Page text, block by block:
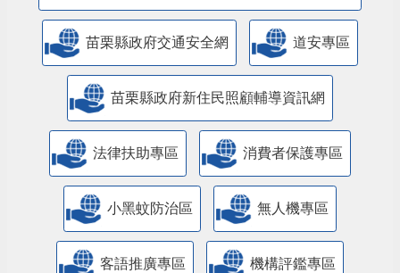
苗栗縣政府交通安全網 道安專區
苗栗縣政府新住民照顧輔導資訊網
法律扶助專區 消費者保護專區
小黑蚊防治區 無人機專區
客語推廣專區 機構評鑑專區